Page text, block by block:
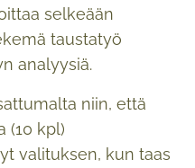
selkeään
taustatyö
analyysiä.
niin, että
(10 kpl)
valituksen, kun taas